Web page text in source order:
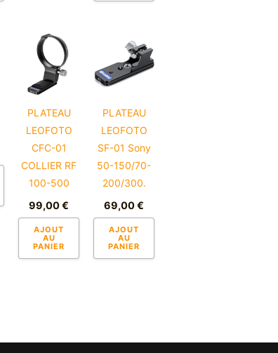
PLATEAU
LEOFOTO
CFC-01
COLLIER RF
100-500
99,00€
AJOUT
AU
PANIER
PLATEAU
LEOFOTO
SF-01 Sony
50-150/70-
200/300.
69,00€
AJOUT
AU
PANIER